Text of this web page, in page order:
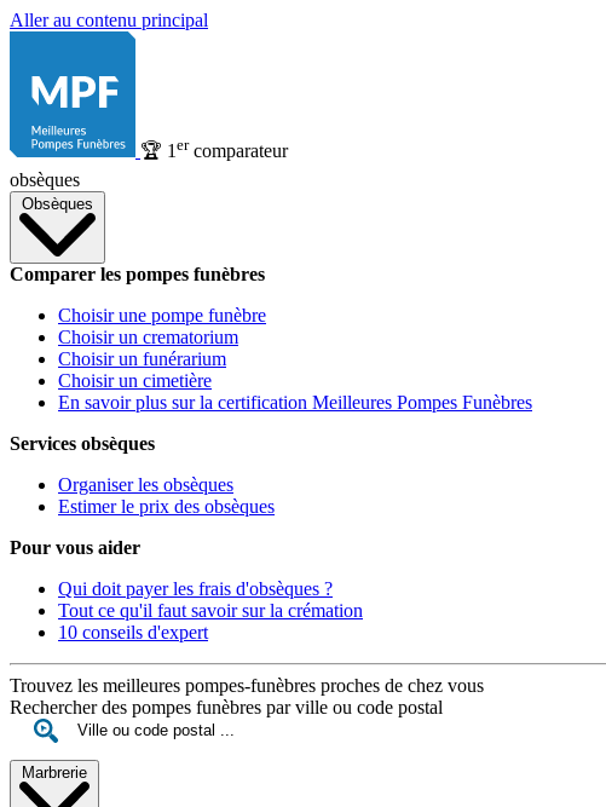
Aller au contenu principal
🏆 1 ercomparateur
obsèques
Obsèques
Comparer les pompes funèbres
Choisir une pompe funèbre
Choisir un crematorium
Choisir un funérarium
Choisir un cimetière
En savoir plus sur la certification Meilleures Pompes Funèbres
Services obsèques
Organiser les obsèques
Estimer le prix des obsèques
Pour vous aider
Qui doit payer les frais d'obsèques ?
Tout ce qu'il faut savoir sur la crémation
10 conseils d'expert
Trouvez les meilleures pompes-funèbres proches de chez vous
Rechercher des pompes funèbres par ville ou code postal
Marbrerie